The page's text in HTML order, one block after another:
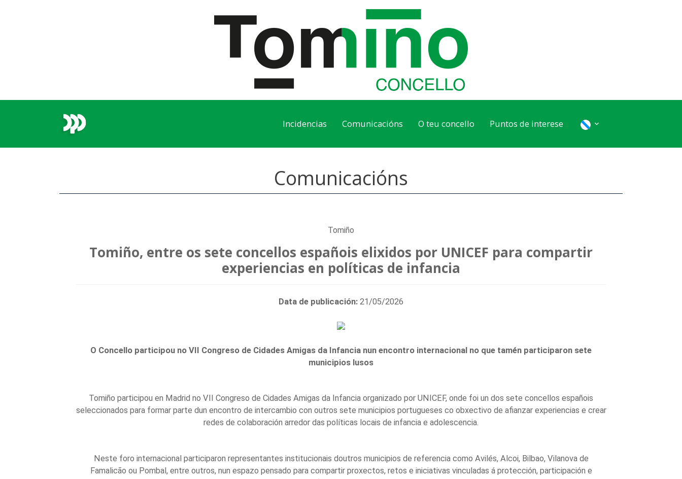
Incidencias Comunicacións O teu concello Puntos de interese
Comunicacións
Tomiño
Tomiño, entre os sete concellos españois elixidos por UNICEF para compartir
experiencias en políticas de infancia
Data de publicación: 21/05/2026
O Concello participou no VII Congreso de Cidades Amigas da Infancia nun encontro internacional no que tamén participaron sete
municipios lusos
Tomiño participou en Madrid no VII Congreso de Cidades Amigas da Infancia organizado por UNICEF, onde foi un dos sete concellos españois
seleccionados para formar parte dun encontro de intercambio con outros sete municipios portugueses co obxectivo de afianzar experiencias e crear
redes de colaboración arredor das políticas locais de infancia e adolescencia.
Neste foro internacional participaron representantes institucionais doutros municipios de referencia como Avilés, Alcoi, Bilbao, Vilanova de
Famalicão ou Pombal, entre outros, nun espazo pensado para compartir proxectos, retos e iniciativas vinculadas á protección, participación e